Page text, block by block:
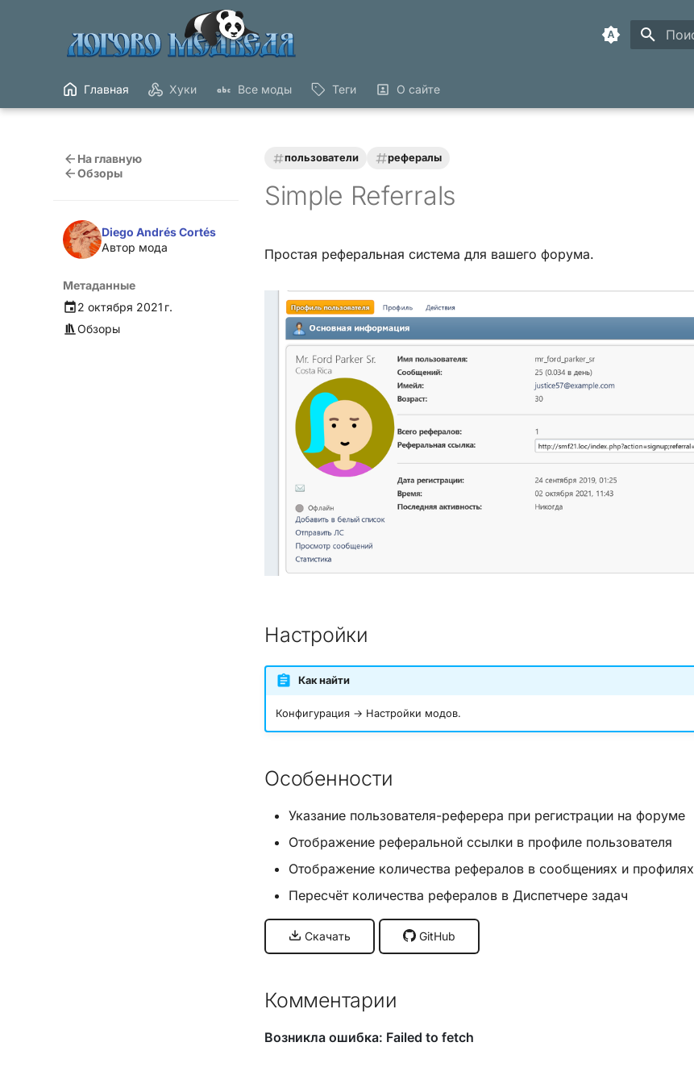
Главная Хуки Все моды Теги О сайте
На главную
Обзоры
Diego Andrés Cortés
Автор мода
Метаданные
2 октября 2021 г.
Обзоры
пользователи рефералы
Simple Referrals
Простая реферальная система для вашего форума.
Настройки
Как найти
Конфигурация → Настройки модов.
Особенности
Указание пользователя-реферера при регистрации на форуме
Отображение реферальной ссылки в профиле пользователя
Отображение количества рефералов в сообщениях и профилях
Пересчёт количества рефералов в Диспетчере задач
Скачать GitHub
Комментарии